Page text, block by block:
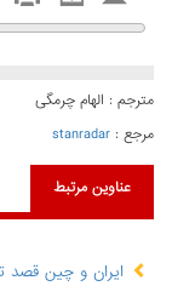
مترجم : الهام چرمگی
مرجع : stanradar
عناوین مرتبط
ایران و چین قصد